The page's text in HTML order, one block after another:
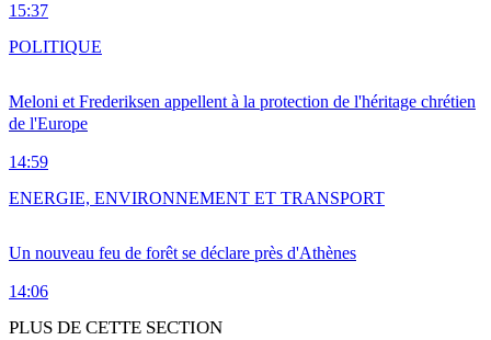
15:37
Meloni et Frederiksen appellent à la protection de l'héritage chrétien
de l'Europe
14:59
POLITIQUE
Un nouveau feu de forêt se déclare près d'Athènes
14:06
ENERGIE, ENVIRONNEMENT ET TRANSPORT
PLUS DE CETTE SECTION